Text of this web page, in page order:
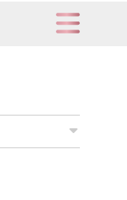
toggle menu